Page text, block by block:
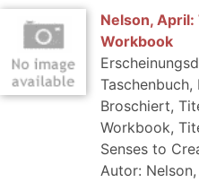
Nelson,
Workbook
Broschiert,
Workbook,
Senses to
Autor: